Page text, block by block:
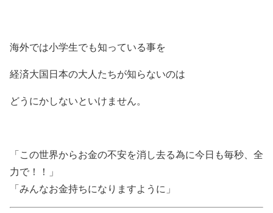
海外では小学生でも知っている事を
経済大国日本の大人たちが知らないのは
どうにかしないといけません。
「この世界からお金の不安を消し去る為に今日も毎秒、全
力で！！」
「みんなお金持ちになりますように」